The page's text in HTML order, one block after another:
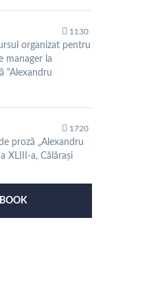
1130
organizat pentru
manager la
“Alexandru
1720
proză „Alexandru
XLIII-a, Călărași